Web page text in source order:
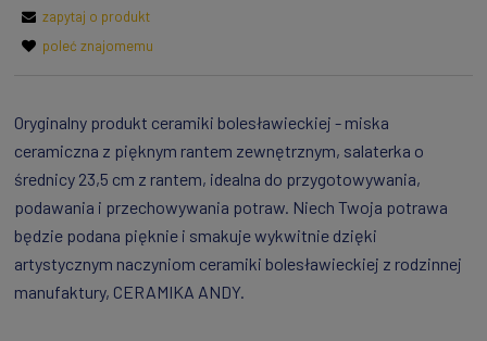
zapytaj o produkt
poleć znajomemu
Oryginalny produkt ceramiki bolesławieckiej - miska
ceramiczna z pięknym rantem zewnętrznym, salaterka o
średnicy 23,5 cm z rantem, idealna do przygotowywania,
podawania i przechowywania potraw. Niech Twoja potrawa
będzie podana pięknie i smakuje wykwitnie dzięki
artystycznym naczyniom ceramiki bolesławieckiej z rodzinnej
manufaktury, CERAMIKA ANDY.